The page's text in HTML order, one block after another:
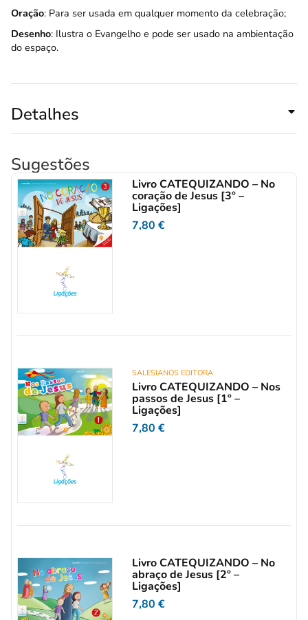
Oração: Para ser usada em qualquer momento da celebração;
Desenho: Ilustra o Evangelho e pode ser usado na ambientação
do espaço.
Detalhes
Sugestões
Livro CATEQUIZANDO – No
coração de Jesus [3º –
Ligações]
7,80€
SALESIANOS EDITORA
Livro CATEQUIZANDO – Nos
passos de Jesus [1º –
Ligações]
7,80€
Livro CATEQUIZANDO – No
abraço de Jesus [2º –
Ligações]
7,80€